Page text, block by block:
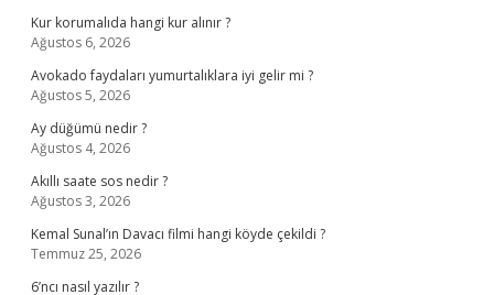
Kur korumalıda hangi kur alınır ?
Ağustos 6, 2026
Avokado faydaları yumurtalıklara iyi gelir mi ?
Ağustos 5, 2026
Ay düğümü nedir ?
Ağustos 4, 2026
Akıllı saate sos nedir ?
Ağustos 3, 2026
Kemal Sunal’ın Davacı filmi hangi köyde çekildi ?
Temmuz 25, 2026
6’ncı nasıl yazılır ?